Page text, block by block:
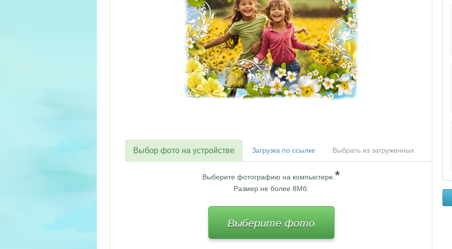
Выбор фото на устройстве Загрузка по ссылке Выбрать из загруженных
Выберите фотографию на компьютере. *
Размер не более 8Мб:
Выберите фото